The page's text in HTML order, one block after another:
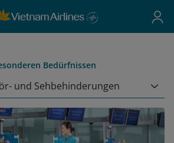
Bedürfnissen
und Sehbehinderungen